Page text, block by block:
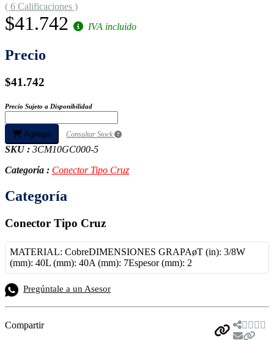
( 6 Calificaciones )
$41.742 IVA incluido
Precio
$41.742
Precio Sujeto a Disponibilidad
Agregar Consultar Stock
SKU : 3CM10GC000-5
Categoría : Conector Tipo Cruz
Categoría
Conector Tipo Cruz
MATERIAL: CobreDIMENSIONES GRAPAøT (in): 3/8W
(mm): 40L (mm): 40A (mm): 7Espesor (mm): 2
Pregúntale a un Asesor
Compartir